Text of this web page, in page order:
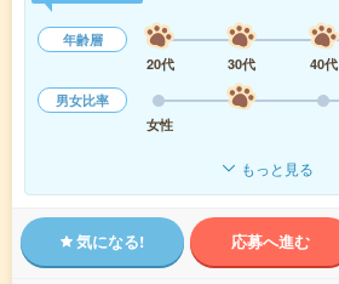
年齢層
20代
30代 40代
男女比率
女性
もっと見る
気になる! 応募へ進む